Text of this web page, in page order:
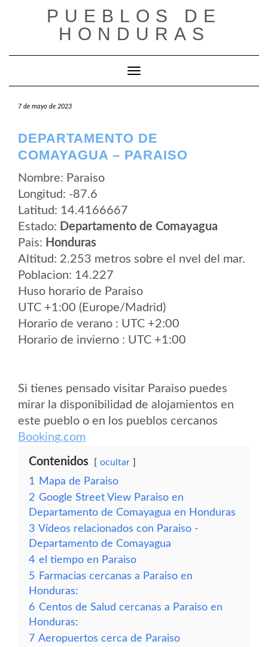
PUEBLOS DE
HONDURAS
Cambiar modo de navegación
7 de mayo de 2023
DEPARTAMENTO DE
COMAYAGUA – PARAISO
Nombre: Paraiso
Longitud: -87.6
Latitud: 14.4166667
Estado: Departamento de Comayagua
Pais: Honduras
Altitud: 2.253 metros sobre el nvel del mar.
Poblacion: 14.227
Huso horario de Paraiso
UTC +1:00 (Europe/Madrid)
Horario de verano : UTC +2:00
Horario de invierno : UTC +1:00
Si tienes pensado visitar Paraiso puedes
mirar la disponibilidad de alojamientos en
este pueblo o en los pueblos cercanos
Booking.com
Contenidos ocultar
1
Mapa de Paraiso
2 Google Street View Paraiso en
Departamento de Comayagua en Honduras
3 Vídeos relacionados con Paraiso -
Departamento de Comayagua
4 el tiempo en Paraiso
5 Farmacias cercanas a Paraiso en
Honduras:
6 Centos de Salud cercanas a Paraiso en
Honduras:
7 Aeropuertos cerca de Paraiso